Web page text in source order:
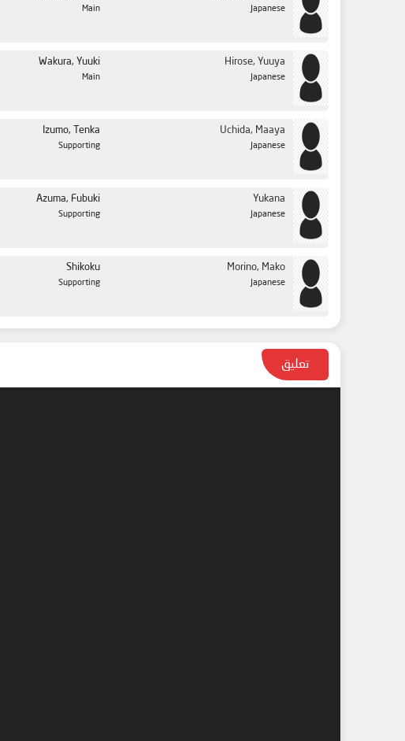
Main Japanese
Wakura, Yuuki
Main
Hirose, Yuuya
Japanese
Izumo, Tenka
Supporting
Uchida, Maaya
Japanese
Azuma, Fubuki
Supporting
Yukana
Japanese
Shikoku
Supporting
Morino, Mako
Japanese
تعليق